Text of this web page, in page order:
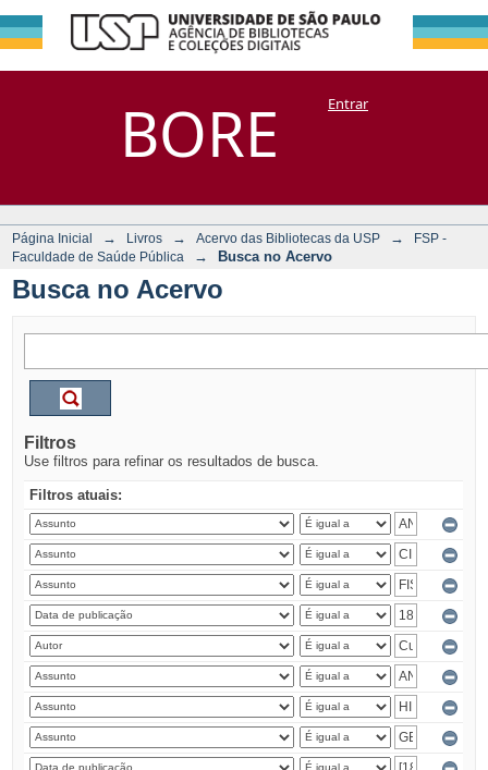
BORE
Busca no Acervo
DSpace/Manakin + CoriscoEntrar
Página Inicial → Livros → Acervo das Bibliotecas da USP →
FSP -
Faculdade de Saúde Pública
→ Busca no Acervo
Busca no Acervo
Filtros
Use filtros para refinar os resultados de busca.
Filtros atuais: